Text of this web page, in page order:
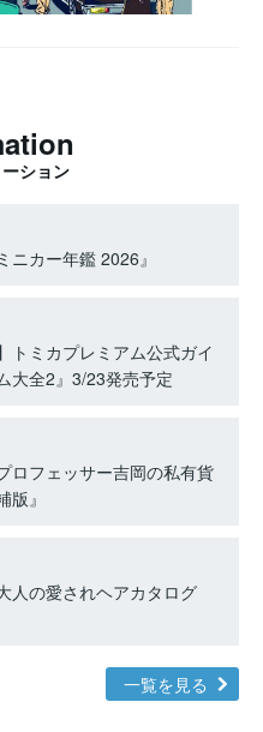
ション
ニカー年鑑 2026』
トミカプレミアム公式ガイ
大全2』3/23発売予定
ロフェッサー吉岡の私有貨
』
人の愛されヘアカタログ
一覧を見る